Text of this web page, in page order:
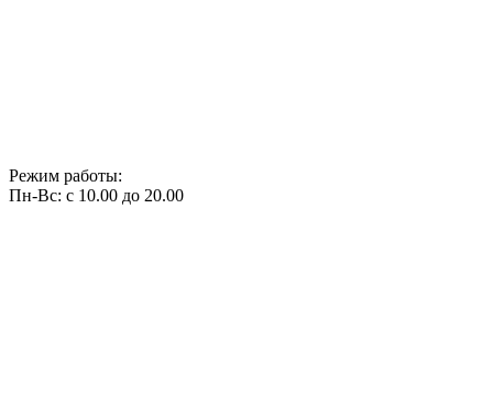
Режим работы:
Пн-Вс: с 10.00 до 20.00